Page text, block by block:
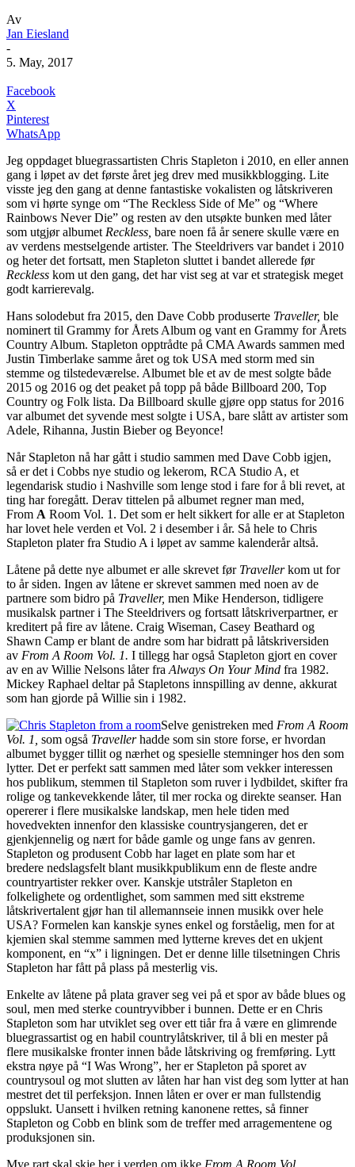
Av
Jan Eiesland
-
5. May, 2017
Facebook
X
Pinterest
WhatsApp
Jeg oppdaget bluegrassartisten Chris Stapleton i 2010, en eller annen
gang i løpet av det første året jeg drev med musikkblogging. Lite
visste jeg den gang at denne fantastiske vokalisten og låtskriveren
som vi hørte synge om “The Reckless Side of Me” og “Where
Rainbows Never Die” og resten av den utsøkte bunken med låter
som utgjør albumet Reckless, bare noen få år senere skulle være en
av verdens mestselgende artister. The Steeldrivers var bandet i 2010
og heter det fortsatt, men Stapleton sluttet i bandet allerede før
Reckless kom ut den gang, det har vist seg at var et strategisk meget
godt karrierevalg.
Hans solodebut fra 2015, den Dave Cobb produserte Traveller, ble
nominert til Grammy for Årets Album og vant en Grammy for Årets
Country Album. Stapleton opptrådte på CMA Awards sammen med
Justin Timberlake samme året og tok USA med storm med sin
stemme og tilstedeværelse. Albumet ble et av de mest solgte både
2015 og 2016 og det peaket på topp på både Billboard 200, Top
Country og Folk lista. Da Billboard skulle gjøre opp status for 2016
var albumet det syvende mest solgte i USA, bare slått av artister som
Adele, Rihanna, Justin Bieber og Beyonce!
Når Stapleton nå har gått i studio sammen med Dave Cobb igjen,
så er det i Cobbs nye studio og lekerom, RCA Studio A, et
legendarisk studio i Nashville som lenge stod i fare for å bli revet, at
ting har foregått. Derav tittelen på albumet regner man med,
From A Room Vol. 1. Det som er helt sikkert for alle er at Stapleton
har lovet hele verden et Vol. 2 i desember i år. Så hele to Chris
Stapleton plater fra Studio A i løpet av samme kalenderår altså.
Låtene på dette nye albumet er alle skrevet før Travellerkom ut for
to år siden. Ingen av låtene er skrevet sammen med noen av de
partnere som bidro på Traveller, men Mike Henderson, tidligere
musikalsk partner i The Steeldrivers og fortsatt låtskriverpartner, er
kreditert på fire av låtene. Craig Wiseman, Casey Beathard og
Shawn Camp er blant de andre som har bidratt på låtskriversiden
av From A Room Vol. 1. I tillegg har også Stapleton gjort en cover
av en av Willie Nelsons låter fra Always On Your Mind fra 1982.
Mickey Raphael deltar på Stapletons innspilling av denne, akkurat
som han gjorde på Willie sin i 1982.
Selve genistreken med From A Room
Vol. 1, som også Travellerhadde som sin store forse, er hvordan
albumet bygger tillit og nærhet og spesielle stemninger hos den som
lytter. Det er perfekt satt sammen med låter som vekker interessen
hos publikum, stemmen til Stapleton som ruver i lydbildet, skifter fra
rolige og tankevekkende låter, til mer rocka og direkte seanser. Han
opererer i flere musikalske landskap, men hele tiden med
hovedvekten innenfor den klassiske countrysjangeren, det er
gjenkjennelig og nært for både gamle og unge fans av genren.
Stapleton og produsent Cobb har laget en plate som har et
bredere nedslagsfelt blant musikkpublikum enn de fleste andre
countryartister rekker over. Kanskje utstråler Stapleton en
folkelighete og ordentlighet, som sammen med sitt ekstreme
låtskrivertalent gjør han til allemannseie innen musikk over hele
USA? Formelen kan kanskje synes enkel og forståelig, men for at
kjemien skal stemme sammen med lytterne kreves det en ukjent
komponent, en “x” i ligningen. Det er denne lille tilsetningen Chris
Stapleton har fått på plass på mesterlig vis.
Enkelte av låtene på plata graver seg vei på et spor av både blues og
soul, men med sterke countryvibber i bunnen. Dette er en Chris
Stapleton som har utviklet seg over ett tiår fra å være en glimrende
bluegrassartist og en habil countrylåtskriver, til å bli en mester på
flere musikalske fronter innen både låtskriving og fremføring. Lytt
ekstra nøye på “I Was Wrong”, her er Stapleton på sporet av
countrysoul og mot slutten av låten har han vist deg som lytter at han
mestret det til perfeksjon. Innen låten er over er man fullstendig
oppslukt. Uansett i hvilken retning kanonene rettes, så finner
Stapleton og Cobb en blink som de treffer med arragementene og
produksjonen sin.
Mye rart skal skje her i verden om ikke From A Room Vol.